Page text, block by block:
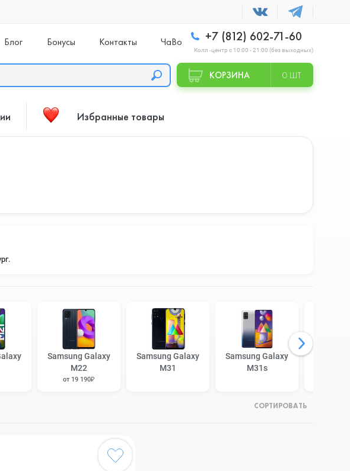
Блог Бонусы Контакты ЧаВо +7 (812) 602-71-60
Колл -центр с 10:00 - 21:00 (без выходных)
КОРЗИНА 0 ШТ
Избранные товары
Samsung Galaxy
M22
от 19 190₽
Samsung Galaxy
M31
Samsung Galaxy
M31s
СОРТИРОВАТЬ